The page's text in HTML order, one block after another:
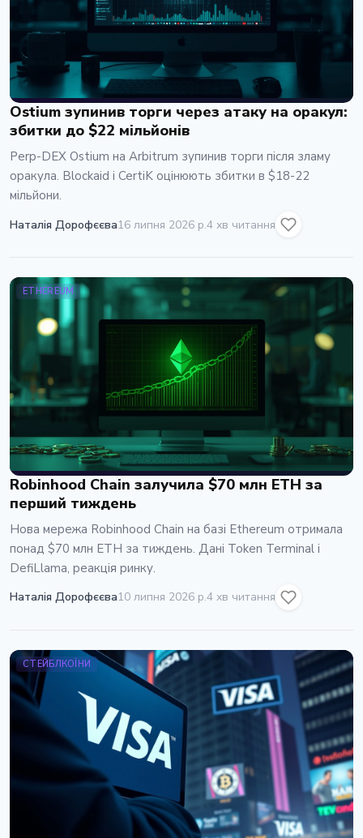
Ostium зупинив торги через атаку на оракул:
збитки до $22 мільйонів
Perp-DEX Ostium на Arbitrum зупинив торги після зламу
оракула. Blockaid і CertiK оцінюють збитки в $18-22
мільйони.
Наталія Дорофєєва16 липня 2026 р.4 хв читання
ETHEREUM
Robinhood Chain залучила $70 млн ETH за
перший тиждень
Нова мережа Robinhood Chain на базі Ethereum отримала
понад $70 млн ETH за тиждень. Дані Token Terminal і
DefiLlama, реакція ринку.
Наталія Дорофєєва10 липня 2026 р.4 хв читання
СТЕЙБЛКОЇНИ